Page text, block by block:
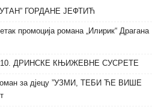
ГОРДАНЕ ЈЕФТИЋ
промоција романа „Илирик“ Драгана
ДРИНСКЕ КЊИЖЕВНЕ СУСРЕТЕ
за дјецу ”УЗМИ, ТЕБИ ЋЕ ВИШЕ